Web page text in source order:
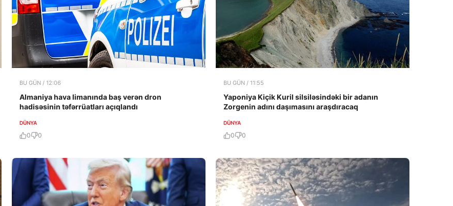
BU GÜN / 12:06
Almaniya hava limanında baş verən dron
hadisəsinin təfərrüatları açıqlandı
DÜNYA
0 0
BU GÜN / 11:55
Yaponiya Kiçik Kuril silsiləsindəki bir adanın
Zorgenin adını daşımasını araşdıracaq
DÜNYA
0 0